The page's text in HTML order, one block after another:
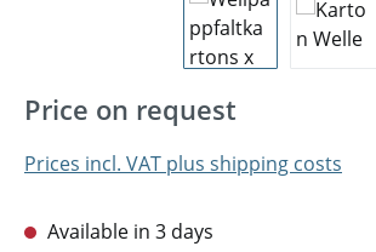
Price on request
Prices incl. VAT plus shipping costs
Available in 3 days